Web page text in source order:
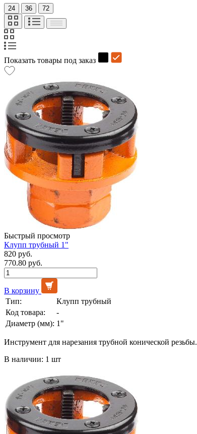
24 36 72
Показать товары под заказ
Быстрый просмотр
Клупп трубный 1"
820 руб.
770.80 руб.
В корзину
Тип:
Клупп трубный
Код товара:
-
Диаметр (мм): 1"
Инструмент для нарезания трубной конической резьбы.
В наличии: 1 шт